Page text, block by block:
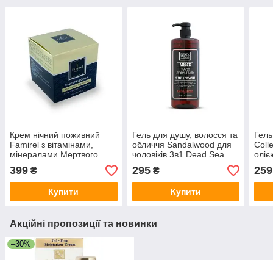
Крем нічний поживний
Famirel з вітамінами,
мінералами Мертвого
моря, 50 мл, арт: 085175
399 ₴
Купити
Гель для душу, волосся та
обличчя Sandalwood для
чоловіків 3в1 Dead Sea
295₴
Купити
259
Акційні пропозиції та новинки
–30%